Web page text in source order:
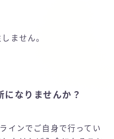
ません。
になりませんか？
インでご自身で行ってい